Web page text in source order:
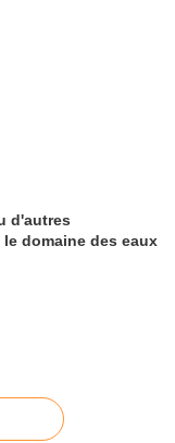
d'autres
domaine des eaux